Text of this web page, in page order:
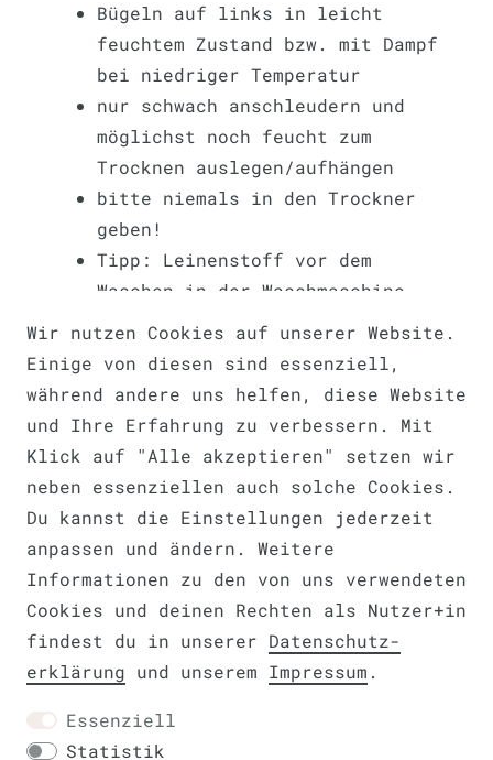
Bügeln auf links in leicht
feuchtem Zustand bzw. mit Dampf
bei niedriger Temperatur
nur schwach anschleudern und
möglichst noch feucht zum
Trocknen auslegen/aufhängen
bitte niemals in den Trockner
geben!
Tipp: Leinenstoff vor dem
Waschen in der Waschmaschine
ein paar Stunden in kaltes
Wasser einlegen. So können die
Leinenfasern Feuchtigkeit
aufnehmen, werden flexiber und
brechen nicht
Hinweis für Stoffe und Gardinen aus
Mischgewebe:
Bei der Pflege und Wäsche aller
Mischgewebe, bzw. Stoffen mit
empfindlicheren Mischpartner
Wir nutzen Cookies auf unserer Website.
Einige von diesen sind essenziell,
während andere uns helfen, diese Website
und Ihre Erfahrung zu verbessern. Mit
Klick auf "Alle akzeptieren" setzen wir
neben essenziellen auch solche Cookies.
Du kannst die Einstellungen jederzeit
anpassen und ändern. Weitere
Informationen zu den von uns verwendeten
Cookies und deinen Rechten als Nutzer+in
findest du in unserer Daten­schutz­
erklärung und unserem Impressum .
Essenziell
Statistik